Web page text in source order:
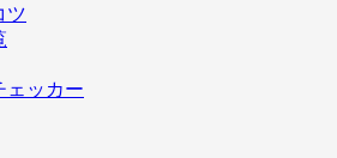
ツ
ェッカー